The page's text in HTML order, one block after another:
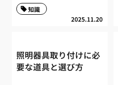
2025.11.20
知識
照明器具取り付けに必
要な道具と選び方